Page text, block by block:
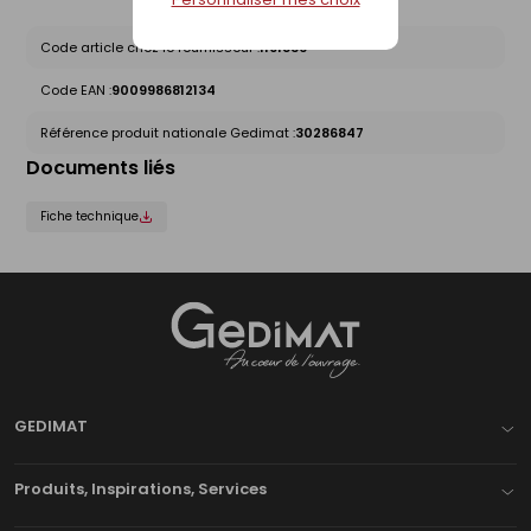
Code article chez le fournisseur :1191836
Code EAN :9009986812134
Référence produit nationale Gedimat :30286847
Documents liés
Fiche technique
GEDIMAT
Produits, Inspirations, Services